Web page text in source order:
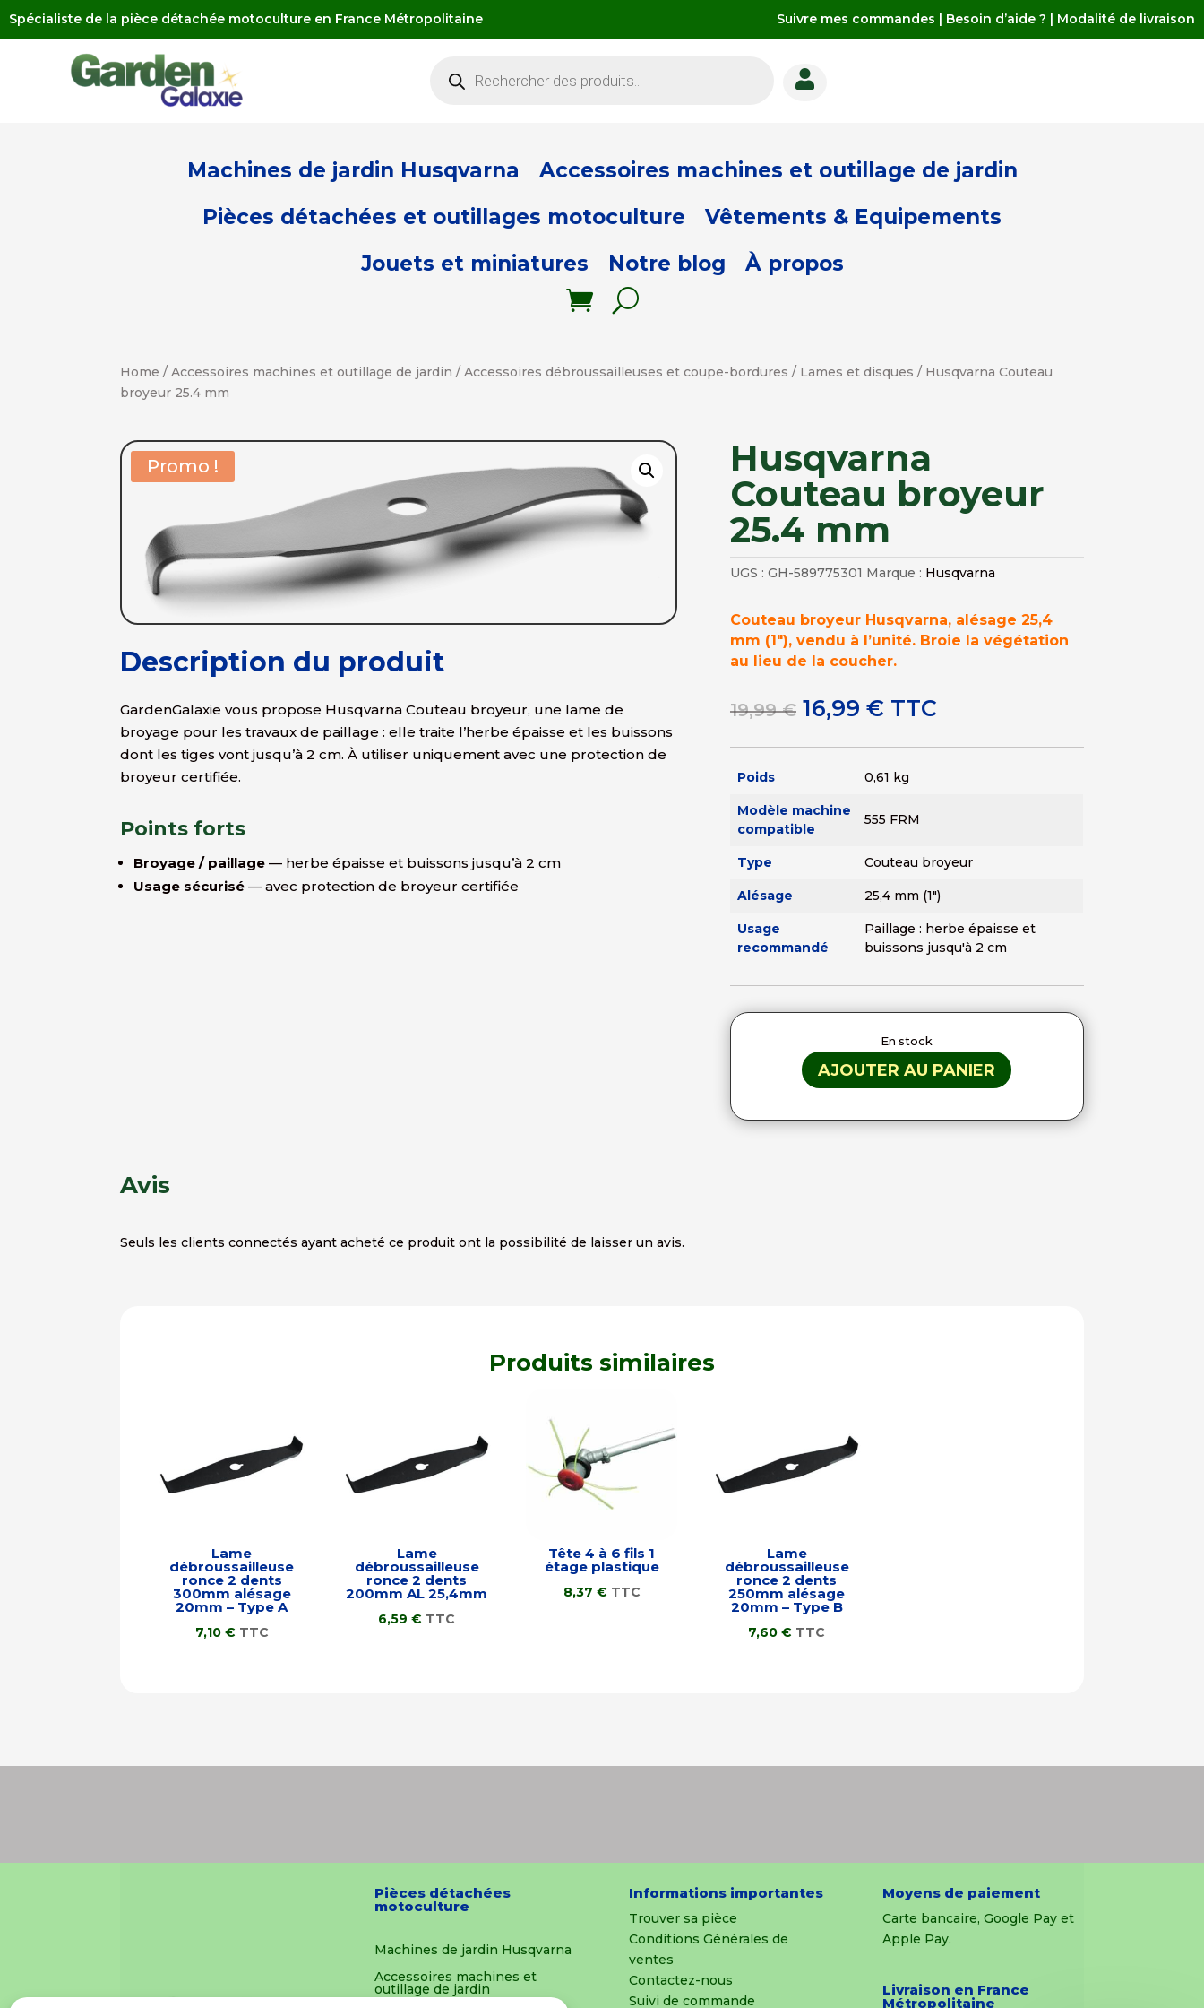
Spécialiste de la pièce détachée motoculture en France Métropolitaine Suivre mes commandes | Besoin d’aide ? | Modalité de livraison
produits 
Machines de jardin Husqvarna
Accessoires machines et outillage de jardin
Pièces détachées et outillages motoculture
Vêtements & Equipements
Jouets et miniatures
Notre blog À propos
Home /Accessoires machines et outillage de jardin /Accessoires débroussailleuses et coupe-bordures / Lames et disques / Husqvarna Couteau
broyeur 25.4 mm
Promo !
Description du produit
GardenGalaxie vous propose Husqvarna Couteau broyeur, une lame de
broyage pour les travaux de paillage : elle traite l’herbe épaisse et les buissons
dont les tiges vont jusqu’à 2 cm. À utiliser uniquement avec une protection de
broyeur certifiée.
Points forts
Broyage / paillage — herbe épaisse et buissons jusqu’à 2 cm
Usage sécurisé — avec protection de broyeur certifiée
Husqvarna
Couteau broyeur
25.4 mm
UGS : GH-589775301 Marque : Husqvarna
Couteau broyeur Husqvarna, alésage 25,4
mm (1″), vendu à l’unité. Broie la végétation
au lieu de la coucher.
19,99€ Le
prix
initial
était :
19,99 €.
16,99 €Le
actuel
est :
16,99 €.
TTC
Poids 0,61 kg
Modèle machine
compatible
555 FRM
Type Couteau broyeur
Alésage 25,4 mm (1")
Usage
recommandé
Paillage : herbe épaisse et
buissons jusqu'à 2 cm
En stock
AJOUTER AU PANIER
Avis
Seuls les clients connectés ayant acheté ce produit ont la possibilité de laisser un avis.
Produits similaires
Lame
débroussailleuse
ronce 2 dents
300mm alésage
20mm – Type A
7,10 € TTC
Lame
débroussailleuse
ronce 2 dents
200mm AL 25,4mm
6,59€ TTC
Tête 4 à 6 fils 1
étage plastique
8,37 € TTC
Lame
débroussailleuse
ronce 2 dents
250mm alésage
20mm – Type B
7,60€ TTC
Pièces détachées
motoculture
Machines de jardin Husqvarna
Accessoires machines et
outillage de jardin
Informations importantes
Trouver sa pièce
Conditions Générales de
ventes
Contactez-nous
Suivi de commande
Moyens de paiement
Carte bancaire, Google Pay et
Apple Pay.
Livraison en France
Métropolitaine